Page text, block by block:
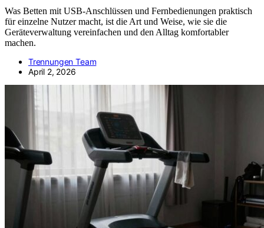
Was Betten mit USB-Anschlüssen und Fernbedienungen praktisch
für einzelne Nutzer macht, ist die Art und Weise, wie sie die
Geräteverwaltung vereinfachen und den Alltag komfortabler
machen.
Trennungen Team
April 2, 2026